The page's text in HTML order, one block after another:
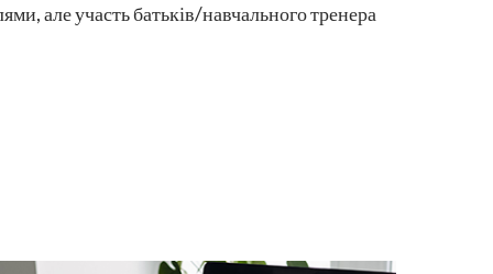
але участь батьків/навчального тренера